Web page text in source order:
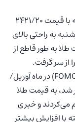
۲۴۲۱/۲۰
به راحتی بالای
طلا به طور قاطع از
از سر گرفت.
صورتجلسات نشست کمیته بازار آزاد فدرال (FOMC) در ماه آوریل/
شد، به قیمت طلا
می‌کردند و خبری
با افزایش بیشتر